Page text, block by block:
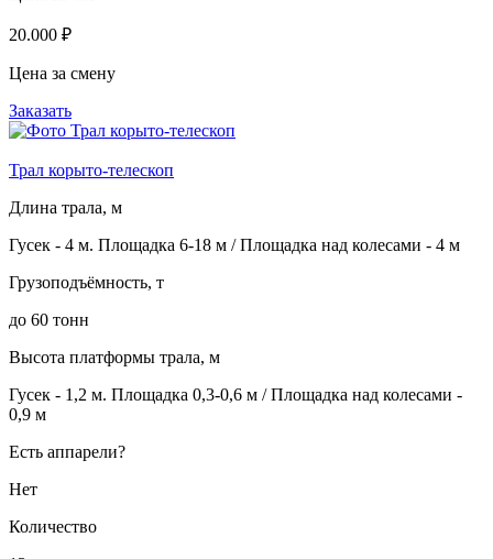
20.000 ₽
Цена за смену
Заказать
Трал корыто-телескоп
Длина трала, м
Гусек - 4 м. Площадка 6-18 м / Площадка над колесами - 4 м
Грузоподъёмность, т
до 60 тонн
Высота платформы трала, м
Гусек - 1,2 м. Площадка 0,3-0,6 м / Площадка над колесами -
0,9 м
Есть аппарели?
Нет
Количество